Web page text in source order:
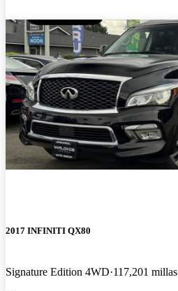
2017 INFINITI QX80
Signature Edition 4WD 117,201 millas